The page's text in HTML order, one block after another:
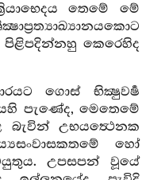
තෙමේ මේ
කෙරෙහිද
ගොස් භික්‍ෂුවර්‍ෂ
පැණේද, මෙතෙමේ
බැවින් උභයත්‍ථෙනක
හෝ
උපසපන් වූයේ